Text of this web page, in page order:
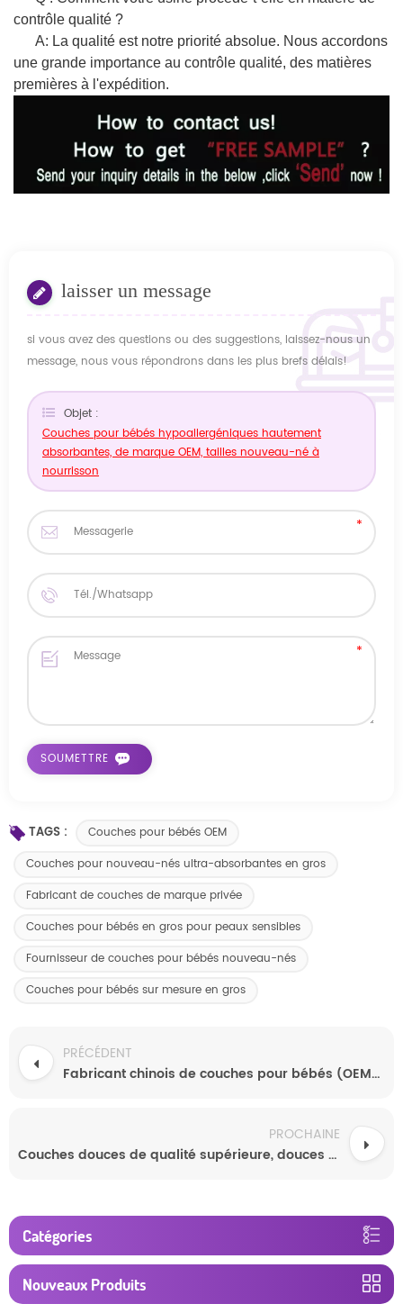
contrôle qualité ?
A: La qualité est notre priorité absolue. Nous accordons
une grande importance au contrôle qualité, des matières
premières à l'expédition.
laisser un message
si vous avez des questions ou des suggestions, laissez-nous un
message, nous vous répondrons dans les plus brefs délais!
Objet :
Couches pour bébés hypoallergéniques hautement
absorbantes, de marque OEM, tailles nouveau-né à
nourrisson
TAGS :
Couches pour bébés OEM
Couches pour nouveau-nés ultra-absorbantes en gros
Fabricant de couches de marque privée
Couches pour bébés en gros pour peaux sensibles
Fournisseur de couches pour bébés nouveau-nés
Couches pour bébés sur mesure en gros
PRÉCÉDENT
Fabricant chinois de couches pour bébés (OEM/ODM) - Tailles personnalisées - Échantillons gratuits
PROCHAINE
Couches douces de qualité supérieure, douces pour la peau, disponibles en gros à prix compétitifs.
Catégories
Nouveaux Produits